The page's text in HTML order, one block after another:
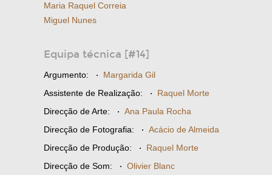
Maria Raquel Correia
Miguel Nunes
Equipa técnica [#14]
Argumento: · Margarida Gil
Assistente de Realização: · Raquel Morte
Direcção de Arte: · Ana Paula Rocha
Direcção de Fotografia: · Acácio de Almeida
Direcção de Produção: · Raquel Morte
Direcção de Som: · Olivier Blanc